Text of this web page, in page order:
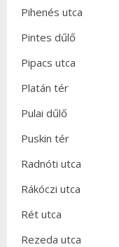
Pihenés utca
Pintes dűlő
Pipacs utca
Platán tér
Pulai dűlő
Puskin tér
Radnóti utca
Rákóczi utca
Rét utca
Rezeda utca